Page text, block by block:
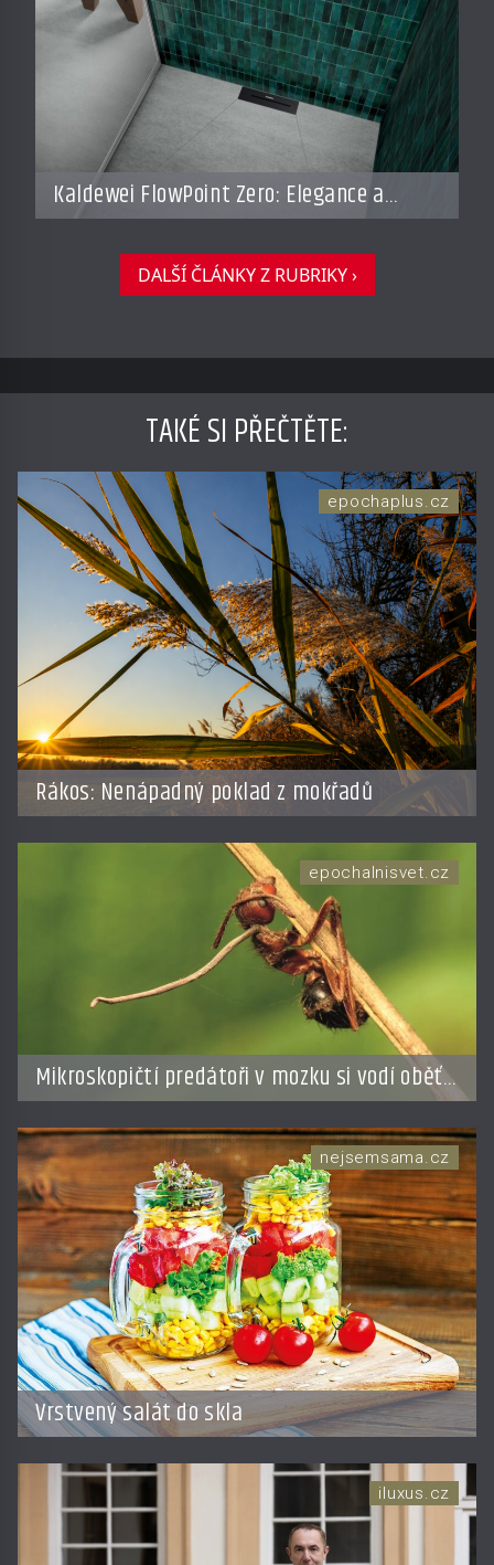
Kaldewei FlowPoint Zero: Elegance a
funkčnost na nejvyšší úrovni
DALŠÍ ČLÁNKY Z RUBRIKY ›
TAKÉ SI PŘEČTĚTE:
Rákos: Nenápadný poklad z mokřadů
epochaplus.cz
Mikroskopičtí predátoři v mozku si vodí oběť
jako loutku
epochalnisvet.cz
Vrstvený salát do skla
nejsemsama.cz
iluxus.cz